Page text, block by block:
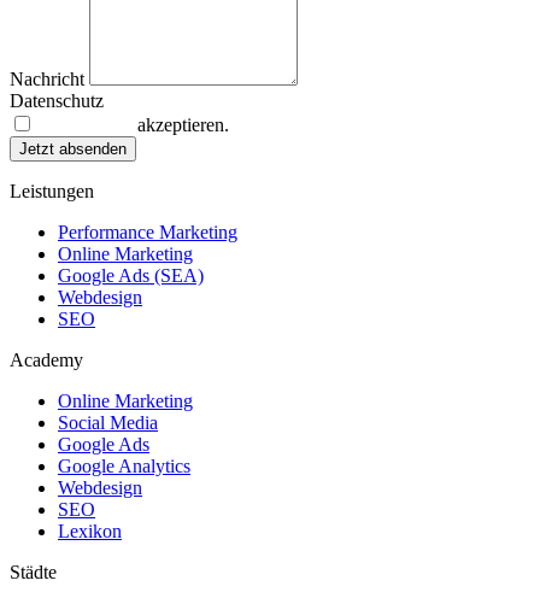
Nachricht
Datenschutz
akzeptieren.
Jetzt absenden
Leistungen
Performance Marketing
Online Marketing
Google Ads (SEA)
Webdesign
SEO
Academy
Online Marketing
Social Media
Google Ads
Google Analytics
Webdesign
SEO
Lexikon
Städte